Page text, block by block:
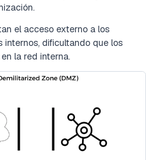
el acceso externo a los
dificultando que los
la red interna.